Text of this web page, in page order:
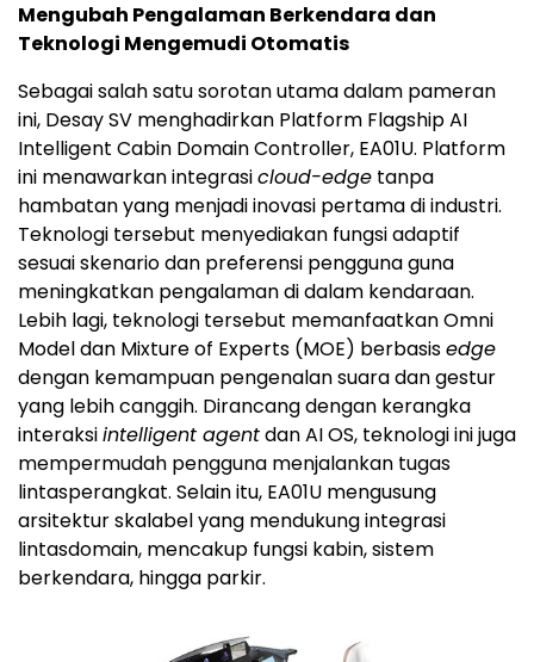
Mengubah Pengalaman Berkendara dan
Teknologi Mengemudi Otomatis
Sebagai salah satu sorotan utama dalam pameran
ini, Desay SV menghadirkan Platform Flagship AI
Intelligent Cabin Domain Controller, EA01U. Platform
ini menawarkan integrasicloud-edge tanpa
hambatan yang menjadi inovasi pertama di industri.
Teknologi tersebut menyediakan fungsi adaptif
sesuai skenario dan preferensi pengguna guna
meningkatkan pengalaman di dalam kendaraan.
Lebih lagi, teknologi tersebut memanfaatkan Omni
Model dan Mixture of Experts (MOE) berbasisedge
dengan kemampuan pengenalan suara dan gestur
yang lebih canggih. Dirancang dengan kerangka
interaksiintelligent agentdan AI OS, teknologi ini juga
mempermudah pengguna menjalankan tugas
lintasperangkat. Selain itu, EA01U mengusung
arsitektur skalabel yang mendukung integrasi
lintasdomain, mencakup fungsi kabin, sistem
berkendara, hingga parkir.